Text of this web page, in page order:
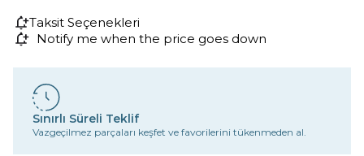
Taksit Seçenekleri
Notify me when the price goes down
Sınırlı Süreli Teklif
Vazgeçilmez parçaları keşfet ve favorilerini tükenmeden al.